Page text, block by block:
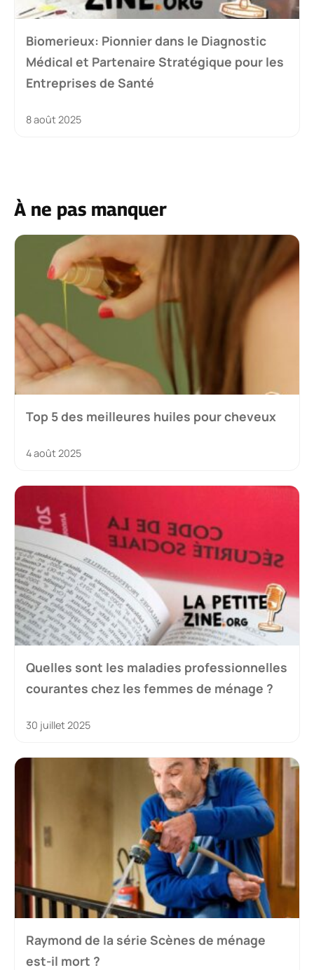
Biomerieux: Pionnier dans le Diagnostic
Médical et Partenaire Stratégique pour les
Entreprises de Santé
8 août 2025
À ne pas manquer
Top 5 des meilleures huiles pour cheveux
4 août 2025
Quelles sont les maladies professionnelles
courantes chez les femmes de ménage ?
30 juillet 2025
Raymond de la série Scènes de ménage
est-il mort ?